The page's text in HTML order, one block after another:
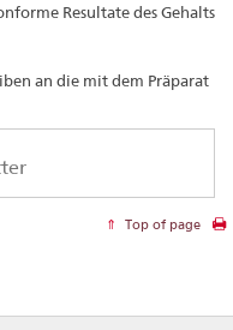
Resultate des Gehalts
an die mit dem Präparat
Top of page